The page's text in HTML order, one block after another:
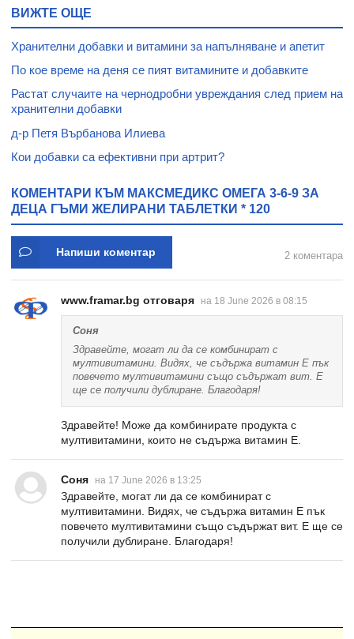
ВИЖТЕ ОЩЕ
Хранителни добавки и витамини за напълняване и апетит
По кое време на деня се пият витамините и добавките
Растат случаите на чернодробни увреждания след прием на
хранителни добавки
д-р Петя Върбанова Илиева
Кои добавки са ефективни при артрит?
КОМЕНТАРИ КЪМ МАКСМЕДИКС ОМЕГА 3-6-9 ЗА
ДЕЦА ГЪМИ ЖEЛИРАНИ ТАБЛЕТКИ * 120
Напиши коментар 2 коментара
www.framar.bg отговаря на 18 June 2026 в 08:15
Соня
Здравейте, могат ли да се комбинират с
мултивитамини. Видях, че съдържа витамин Е пък
повечето мултивитамини също съдържат вит. Е
ще се получили дублиране. Благодаря!
Здравейте! Може да комбинирате продукта с
мултивитамини, които не съдържа витамин Е.
Соня на 17 June 2026 в 13:25
Здравейте, могат ли да се комбинират с
мултивитамини. Видях, че съдържа витамин Е пък
повечето мултивитамини също съдържат вит. Е ще се
получили дублиране. Благодаря!